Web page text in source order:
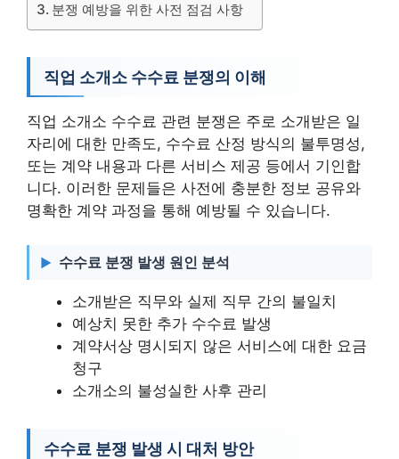
분쟁 예방을 위한 사전 점검 사항
직업 소개소 수수료 분쟁의 이해
직업 소개소 수수료 관련 분쟁은 주로 소개받은 일
자리에 대한 만족도, 수수료 산정 방식의 불투명성,
또는 계약 내용과 다른 서비스 제공 등에서 기인합
니다. 이러한 문제들은 사전에 충분한 정보 공유와
명확한 계약 과정을 통해 예방될 수 있습니다.
수수료 분쟁 발생 원인 분석
소개받은 직무와 실제 직무 간의 불일치
예상치 못한 추가 수수료 발생
계약서상 명시되지 않은 서비스에 대한 요금
청구
소개소의 불성실한 사후 관리
수수료 분쟁 발생 시 대처 방안